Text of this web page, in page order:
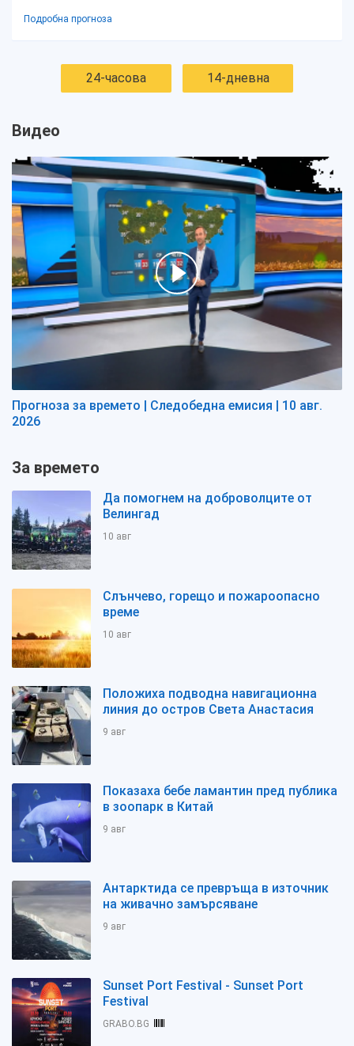
Подробна прогноза
24-часова 14-дневна
Видео
Прогноза за времето | Следобедна емисия | 10 авг.
2026
За времето
Да помогнем на доброволците от
Велингад
10 авг
Слънчево, горещо и пожароопасно
време
10 авг
Положиха подводна навигационна
линия до остров Света Анастасия
9 авг
Показаха бебе ламантин пред публика
в зоопарк в Китай
9 авг
Антарктида се превръща в източник
на живачно замърсяване
9 авг
Sunset Port Festival - Sunset Port
Festival
GRABO.BG